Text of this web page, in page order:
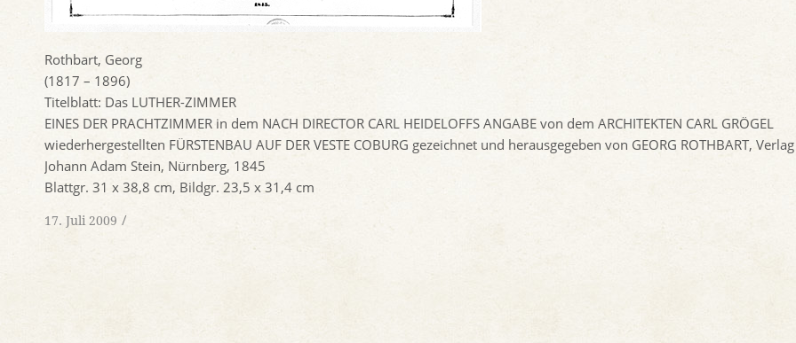
Rothbart, Georg
(1817 – 1896)
Titelblatt: Das LUTHER-ZIMMER
EINES DER PRACHTZIMMER in dem NACH DIRECTOR CARL HEIDELOFFS ANGABE von dem ARCHITEKTEN CARL GRÖGEL
wiederhergestellten FÜRSTENBAU AUF DER VESTE COBURG gezeichnet und herausgegeben von GEORG ROTHBART,
Johann Adam Stein, Nürnberg, 1845
Blattgr. 31 x 38,8 cm, Bildgr. 23,5 x 31,4 cm
17. Juli 2009 /